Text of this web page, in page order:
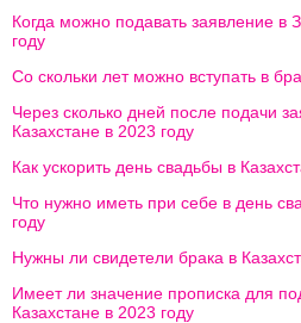
Когда можно подавать заявление в
году
Со скольки лет можно вступать в
Через сколько дней после подачи
Казахстане в 2023 году
Как ускорить день свадьбы в
Что нужно иметь при себе в день
году
Нужны ли свидетели брака в
Имеет ли значение прописка для
Казахстане в 2023 году